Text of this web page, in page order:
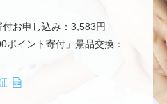
お申し込み：3,583円
ポイント寄付」景品交換：